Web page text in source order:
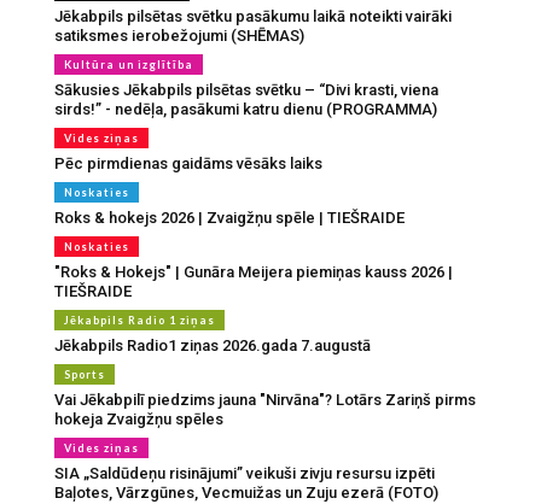
Jēkabpils pilsētas svētku pasākumu laikā noteikti vairāki
satiksmes ierobežojumi (SHĒMAS)
Kultūra un izglītība
Sākusies Jēkabpils pilsētas svētku – “Divi krasti, viena
sirds!” - nedēļa, pasākumi katru dienu (PROGRAMMA)
Vides ziņas
Pēc pirmdienas gaidāms vēsāks laiks
Noskaties
Roks & hokejs 2026 | Zvaigžņu spēle | TIEŠRAIDE
Noskaties
"Roks & Hokejs" | Gunāra Meijera piemiņas kauss 2026 |
TIEŠRAIDE
Jēkabpils Radio 1 ziņas
Jēkabpils Radio1 ziņas 2026.gada 7.augustā
Sports
Vai Jēkabpilī piedzims jauna "Nirvāna"? Lotārs Zariņš pirms
hokeja Zvaigžņu spēles
Vides ziņas
SIA „Saldūdeņu risinājumi” veikuši zivju resursu izpēti
Baļotes, Vārzgūnes, Vecmuižas un Zuju ezerā (FOTO)